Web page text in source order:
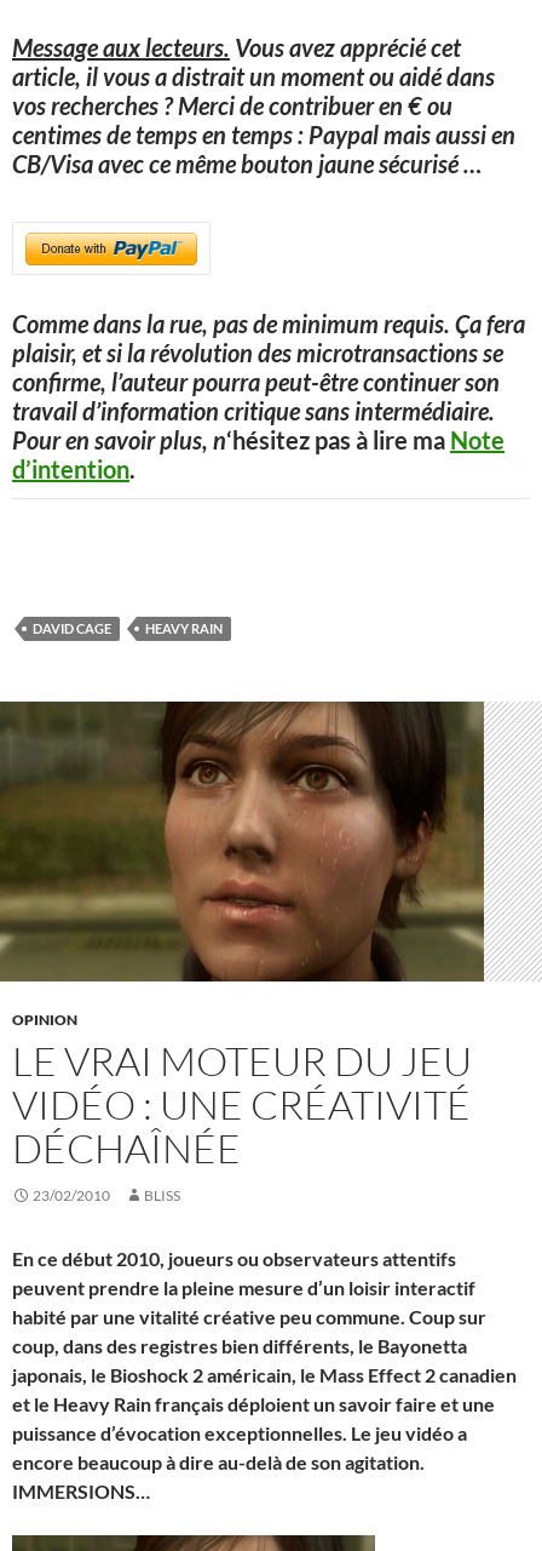
Message aux lecteurs. Vous avez apprécié cet
article, il vous a distrait un moment ou aidé dans
vos recherches ? Merci de contribuer en € ou
centimes de temps en temps : Paypal mais aussi en
CB/Visa avec ce même bouton jaune sécurisé…
Comme dans la rue, pas de minimum requis. Ça fera
plaisir, et si la révolution des microtransactions se
confirme, l’auteur pourra peut-être continuer son
travail d’information critique sans intermédiaire.
Pour en savoir plus, n‘hésitez pas à lire ma Note
d’intention.
DAVID CAGE HEAVY RAIN
OPINION
LE VRAI MOTEUR DU JEU
VIDÉO : UNE CRÉATIVITÉ
DÉCHAÎNÉE
23/02/2010 BLISS
En ce début 2010, joueurs ou observateurs attentifs
peuvent prendre la pleine mesure d’un loisir interactif
habité par une vitalité créative peu commune. Coup sur
coup, dans des registres bien différents, le Bayonetta
japonais, le Bioshock 2 américain, le Mass Effect 2 canadien
et le Heavy Rain français déploient un savoir faire et une
puissance d’évocation exceptionnelles. Le jeu vidéo a
encore beaucoup à dire au-delà de son agitation.
IMMERSIONS…